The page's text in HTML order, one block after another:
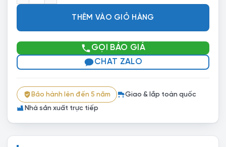
THÊM VÀO GIỎ HÀNG
GỌI BÁO GIÁ
CHAT ZALO
Bảo hành lên đến 5 năm
Giao & lắp toàn quốc
Nhà sản xuất trực tiếp